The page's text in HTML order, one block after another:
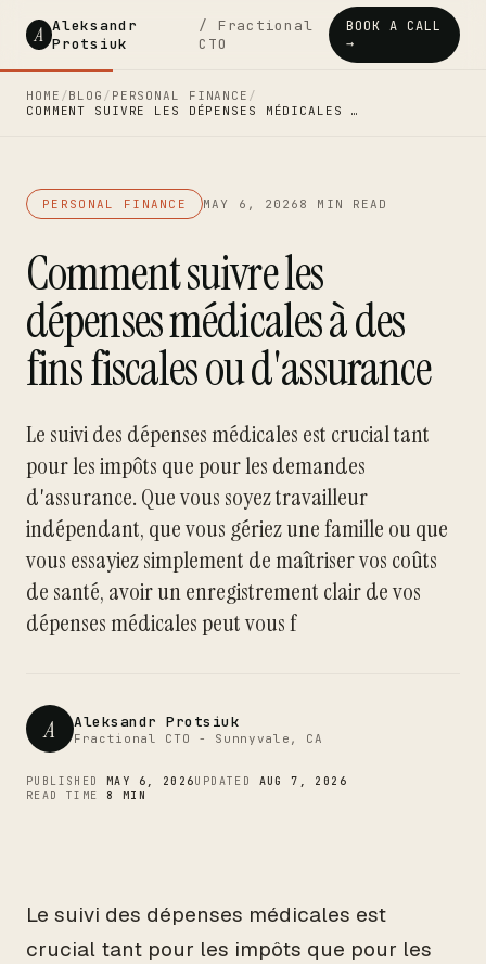
A Aleksandr
Protsiuk
/ Fractional
CTO
BOOK A CALL
→
HOME /BLOG / PERSONAL FINANCE /
COMMENT SUIVRE LES DÉPENSES MÉDICALES …
PERSONAL FINANCE MAY 6, 2026 8 MIN READ
Comment suivre les
dépenses médicales à des
fins fiscales ou d'assurance
Le suivi des dépenses médicales est crucial tant
pour les impôts que pour les demandes
d'assurance. Que vous soyez travailleur
indépendant, que vous gériez une famille ou que
vous essayiez simplement de maîtriser vos coûts
de santé, avoir un enregistrement clair de vos
dépenses médicales peut vous f
A Aleksandr Protsiuk
Fractional CTO - Sunnyvale, CA
PUBLISHED MAY 6, 2026UPDATED AUG 7, 2026
READ TIME 8 MIN
Le suivi des dépenses médicales est
crucial tant pour les impôts que pour les